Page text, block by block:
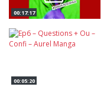
00:17:17
00:05:20